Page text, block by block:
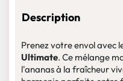
Description
Prenez votre envol avec
Ultimate. Ce mélange
l'ananas à la fraîcheur